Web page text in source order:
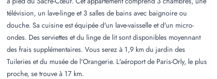
télévision, un lave-linge et 3 salles de bains avec baignoire ou
douche. Sa cuisine est équipée d'un lave-vaisselle et d'un micro-
ondes. Des serviettes et du linge de lit sont disponibles moyennant
des frais supplémentaires. Vous serez à 1,9 km du jardin des
Tuileries et du musée de l'Orangerie. L'aéroport de Paris-Orly, le plus
proche, se trouve à 17 km.